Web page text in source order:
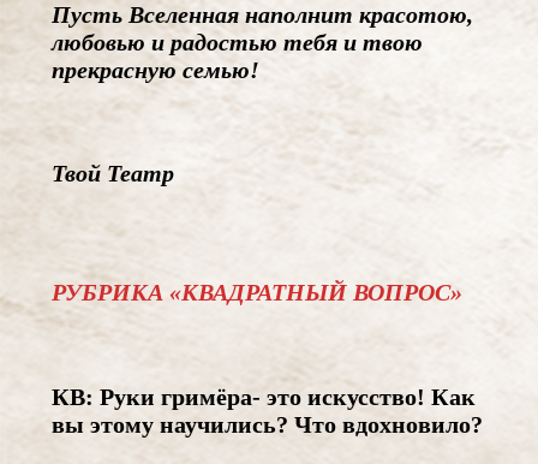
Пусть Вселенная наполнит красотою,
любовью и радостью тебя и твою
прекрасную семью!
Твой Театр
РУБРИКА «КВАДРАТНЫЙ ВОПРОС»
КВ: Руки гримёра- это искусство! Как
вы этому научились? Что вдохновило?